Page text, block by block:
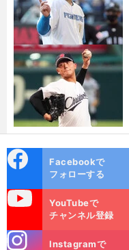
ok
Facebookで
フォローする
YouTubeで
チャンネル登録
Instagramで